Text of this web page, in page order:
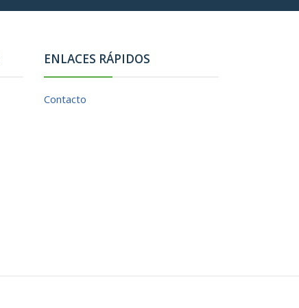
ENLACES RÁPIDOS
Contacto